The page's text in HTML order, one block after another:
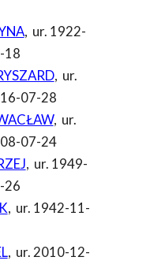
, ur. 1922-
18
, ur.
07-28
, ur.
07-24
, ur. 1949-
26
, ur. 1942-11-
, ur. 2010-12-